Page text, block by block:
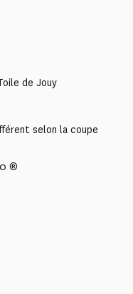
de Jouy
selon la coupe
®